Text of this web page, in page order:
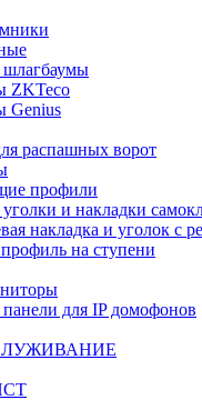
шлагбаумы
ZKTeco
Genius
распашных ворот
профили
и накладки
накладка и уголок с
на ступени
для IP домофонов